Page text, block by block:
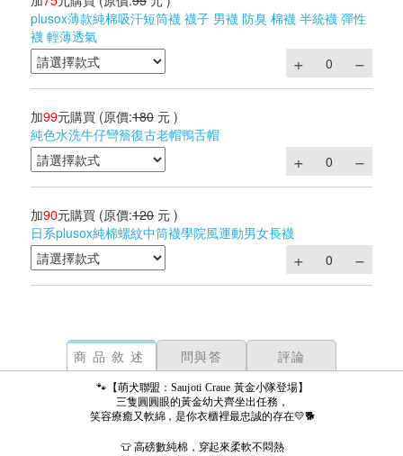
plusox薄款純棉吸汗短筒襪 襪子 男襪 防臭 棉襪 半統襪 彈性
襪 輕薄透氣
加99元購買 (原價:180 元 )
純色水洗牛仔彎簷復古老帽鴨舌帽
加90元購買 (原價:120 元 )
日系plusox純棉螺紋中筒襪學院風運動男女長襪
商品敘述 問與答 評論